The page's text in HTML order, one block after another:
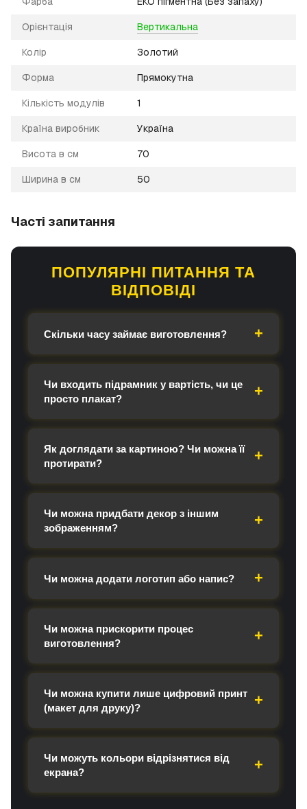
Орієнтація Вертикальна
Колір Золотий
Форма Прямокутна
Кількість модулів 1
Країна виробник Україна
Висота в см 70
Ширина в см 50
Часті запитання
ПОПУЛЯРНІ ПИТАННЯ ТА
ВІДПОВІДІ
Скільки часу займає виготовлення?
Чи входить підрамник у вартість, чи це
просто плакат?
Як доглядати за картиною? Чи можна її
протирати?
Чи можна придбати декор з іншим
зображенням?
Чи можна додати логотип або напис?
Чи можна прискорити процес
виготовлення?
Чи можна купити лише цифровий принт
(макет для друку)?
Чи можуть кольори відрізнятися від
екрана?